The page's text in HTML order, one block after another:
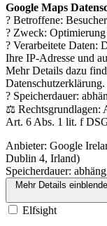
Google Maps
? Betroffene:
? Zweck:
? Verarbeitete Daten:
Ihre IP-Adresse und
Mehr Details dazu
Datenschutzerklärung.
? Speicherdauer:
⚖️ Rechtsgrundlagen:
Art. 6 Abs. 1 lit. f
Anbieter: Google
Dublin 4, Irland)
Speicherdauer:
Mehr Details
Elfsight